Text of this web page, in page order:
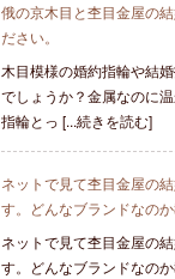
俄の京木目と杢目金屋の
ださい。
木目模様の婚約指輪や結
でしょうか？金属なのに
指輪とっ [...続きを読む]
ネットで見て杢目金屋の
す。どんなブランドなの
ネットで見て杢目金屋の
す。どんなブランドなの